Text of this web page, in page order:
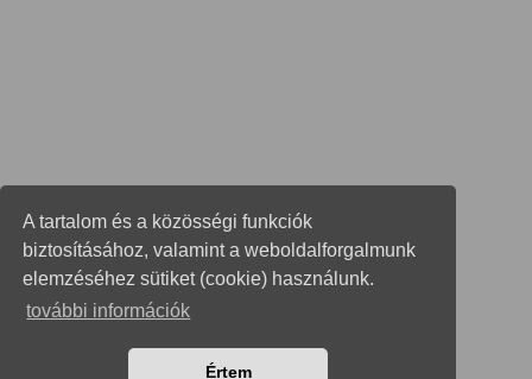
A tartalom és a közösségi funkciók
biztosításához, valamint a weboldalforgalmunk
elemzéséhez sütiket (cookie) használunk.
további információk
Értem